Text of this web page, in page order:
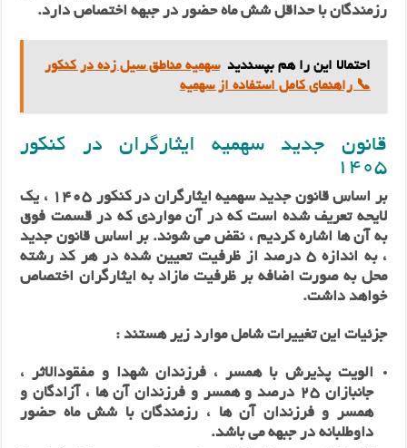
رزمندگان با حداقل شش ماه حضور در جبهه اختصاص دارد.
احتمالا این را هم بپسندید سهمیه مناطق سیل زده در کنکور
📞 راهنمای کامل استفاده از سهمیه
قانون جدید سهمیه ایثارگران در کنکور
1405
بر اساس قانون جدید سهمیه ایثارگران در کنکور 1405 ، یک
لایحه تعریف شده است که در آن مواردی که در قسمت فوق
به آن ها اشاره کردیم ، نقض می شوند. بر اساس قانون جدید
، به اندازه 5 درصد از ظرفیت تعیین شده در هر کد رشته
محل به صورت اضافه بر ظرفیت مازاد به ایثارگران اختصاص
خواهد داشت.
جزئیات این تغییرات شامل موارد زیر هستند :
الویت پذیرش با همسر ، فرزندان شهدا و مفقودالاثر ،
جانبازان 25 درصد و همسر و فرزندان آن ها ، آزادگان و
همسر و فرزندان آن ها ، رزمندگان با شش ماه حضور
داوطلبانه در جبهه می باشد.